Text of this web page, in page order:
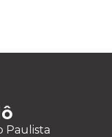
Paulista